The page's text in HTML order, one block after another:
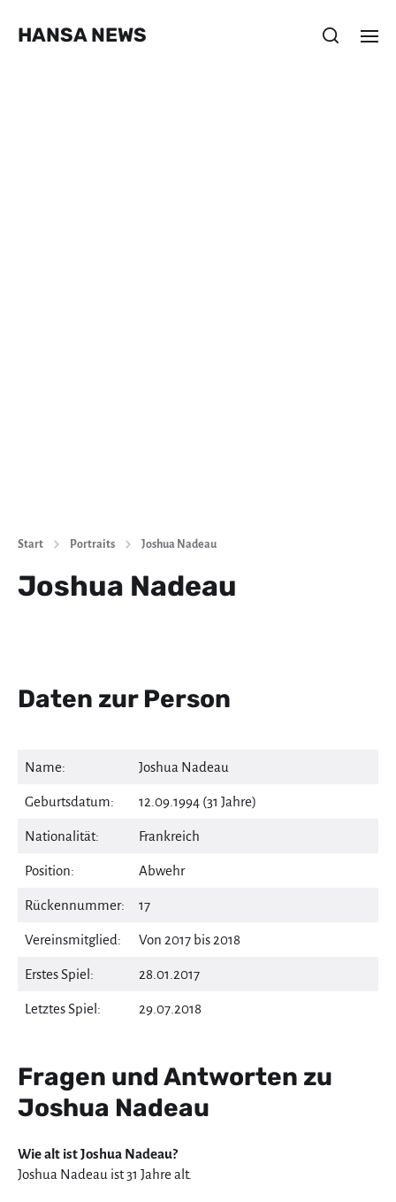
HANSA NEWS
Start Portraits Joshua Nadeau
Joshua Nadeau
Daten zur Person
Name: Joshua Nadeau
Geburtsdatum: 12.09.1994 (31 Jahre)
Nationalität: Frankreich
Position: Abwehr
Rückennummer: 17
Vereinsmitglied: Von 2017 bis 2018
Erstes Spiel: 28.01.2017
Letztes Spiel: 29.07.2018
Fragen und Antworten zu
Joshua Nadeau
Wie alt ist Joshua Nadeau?
Joshua Nadeau ist 31 Jahre alt.